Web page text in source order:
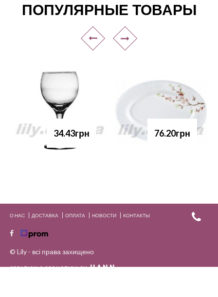
ПОПУЛЯРНЫЕ ТОВАРЫ
34.43грн 76.20грн
О НАС ДОСТАВКА ОПЛАТА НОВОСТИ КОНТАКТЫ
© Lily - всі права захищено
CREATION & PROMOTION BYHANN.